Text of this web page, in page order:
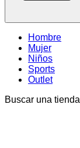
Hombre
Mujer
Niños
Sports
Outlet
Buscar una tienda